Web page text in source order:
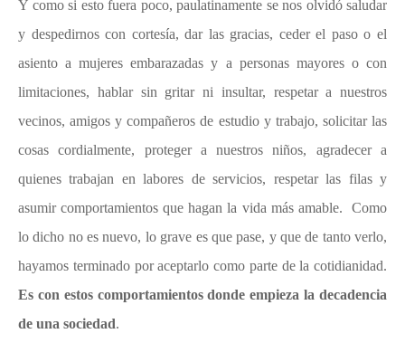
Y como si esto fuera poco, paulatinamente se nos olvidó saludar
y despedirnos con cortesía, dar las gracias, ceder el paso o el
asiento a mujeres embarazadas y a personas mayores o con
limitaciones, hablar sin gritar ni insultar, respetar a nuestros
vecinos, amigos y compañeros de estudio y trabajo, solicitar las
cosas cordialmente, proteger a nuestros niños, agradecer a
quienes trabajan en labores de servicios, respetar las filas y
asumir comportamientos que hagan la vida más amable.
Como
lo dicho no es nuevo, lo grave es que pase, y quede tanto verlo,
hayamos terminado por aceptarlo como parte de la cotidianidad.
Es con estos comportamientos donde empieza la decadencia
de una sociedad.